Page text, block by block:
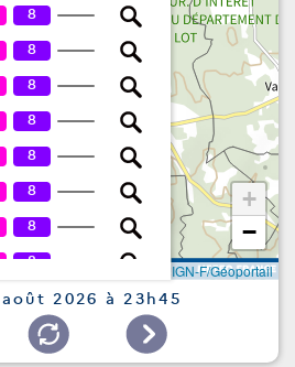
8
8
8
8
8
8
8
8
8
8
+
−
IGN-F/Géoportail
2026 à 23h45